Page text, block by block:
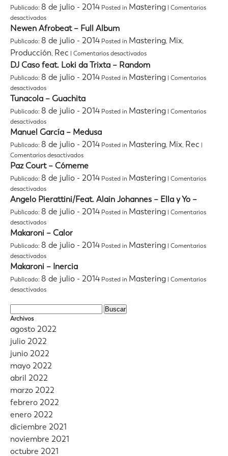
Piedra
–
Lima
Publicado: 8 de julio - 2014 Posted in Mastering | Comentarios
desactivadosen
RVSB
She
Always
Dance
(feat.
Tina
Weymouth)
Newen Afrobeat – Full Album
Publicado: 8 de julio - 2014 Posted in Mastering, Mix,
Producción, Rec | Comentarios desactivadosen
Afrobeat
–
DJ Caso feat. Loki da Trixta – Random
Publicado: 8 de julio - 2014 Posted in Mastering | Comentarios
desactivadosen
DJ
Caso
feat.
Loki
da
Trixta
Random
Tunacola – Guachita
Publicado: 8 de julio - 2014 Posted in Mastering | Comentarios
desactivadosen
Tunacola
Guachita
Manuel García – Medusa
Publicado: 8 de julio - 2014 Posted in Mastering, Mix, Rec |
Comentarios desactivadosen
Manuel
García
–
Paz Court – Cómeme
Publicado: 8 de julio - 2014 Posted in Mastering | Comentarios
desactivadosen
Paz
Court
–
Cómeme
Angelo Pierattini/Feat. Alain Johannes – Ella y Yo –
Publicado: 8 de julio - 2014 Posted in Mastering | Comentarios
desactivadosen
Angelo
Pierattini/Feat.
Alain
Johannes
–
Ella
–
Makaroni – Calor
Publicado: 8 de julio - 2014 Posted in Mastering | Comentarios
desactivadosen
Makaroni
Calor
Makaroni – Inercia
Publicado: 8 de julio - 2014 Posted in Mastering | Comentarios
desactivadosen
–
Inercia
Archivos
agosto 2022
julio 2022
junio 2022
mayo 2022
abril 2022
marzo 2022
febrero 2022
enero 2022
diciembre 2021
noviembre 2021
octubre 2021